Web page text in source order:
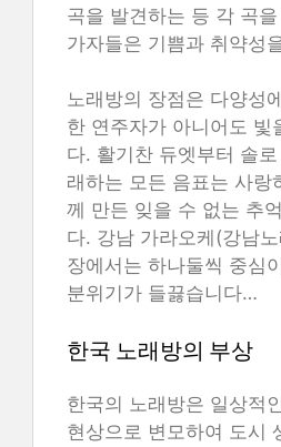
곡을 발견하는 등 각 곡
가자들은 기쁨과 취약성
노래방의 장점은 다양성
한 연주자가 아니어도 빛
다. 활기찬 듀엣부터 솔
래하는 모든 음표는 사랑
께 만든 잊을 수 없는 추
다. 강남 가라오케(강남
장에서는 하나둘씩 중심
분위기가 들끓습니다…
한국 노래방의 부상
한국의 노래방은 일상적
현상으로 변모하여 도시